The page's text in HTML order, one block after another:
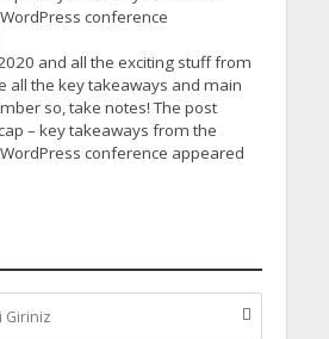
conference
and all the exciting stuff from
all the key takeaways and main
so, take notes! The post
– key takeaways from the
conference appeared